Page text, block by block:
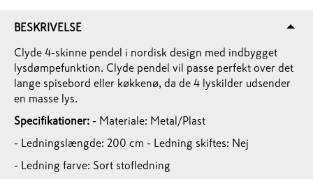
BESKRIVELSE
Clyde 4-skinne pendel i nordisk design med indbygget
lysdømpefunktion. Clyde pendel vil passe perfekt over det
lange spisebord eller køkkenø, da de 4 lyskilder udsender
en masse lys.
Specifikationer: - Materiale: Metal/Plast
- Ledningslængde: 200 cm - Ledning skiftes: Nej
- Ledning farve: Sort stofledning